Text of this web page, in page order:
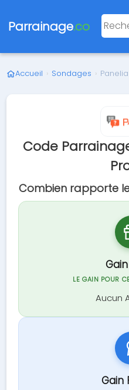
Parrainage.co
Accueil › Sondages › Panelia
Code
Combien rapporte
LE GAIN POUR
Aucun
Gain